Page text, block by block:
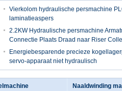
Vierkolom hydraulische persmachine
laminatieaspers
2.2KW Hydraulische persmachine
Connectie Plaats Draad naar Riser
Energiebesparende precieze
servo-apparaat niet hydraulisch
Naaldwinding